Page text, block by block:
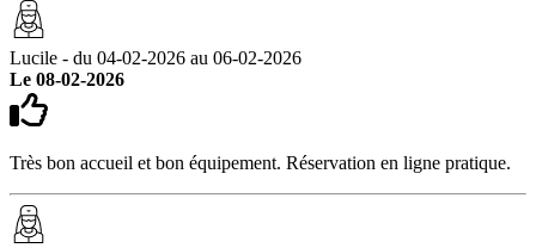
Lucile - du 04-02-2026 au 06-02-2026
Le 08-02-2026
Très bon accueil et bon équipement. Réservation en ligne pratique.